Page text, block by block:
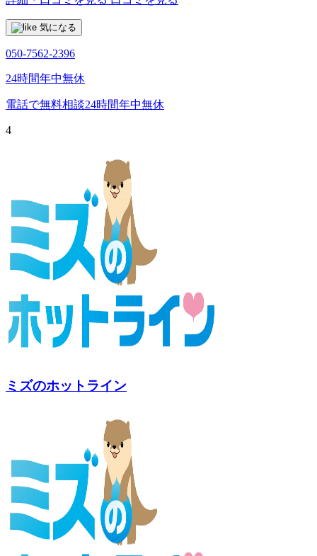
気になる
050-7562-2396
24時間年中無休
電話で無料相談24時間年中無休
4
ミズのホットライン